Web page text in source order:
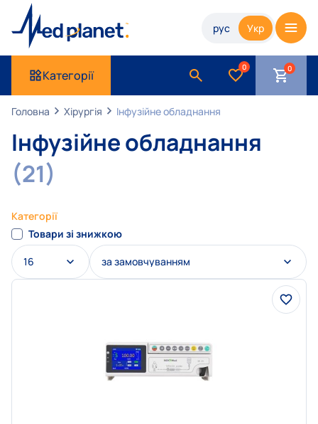
рус Укр
Категорії
0
Головна Хірургія Інфузійне обладнання
Інфузійне обладнання
(21)
Категорії
Товари зі знижкою
16 за замовчуванням